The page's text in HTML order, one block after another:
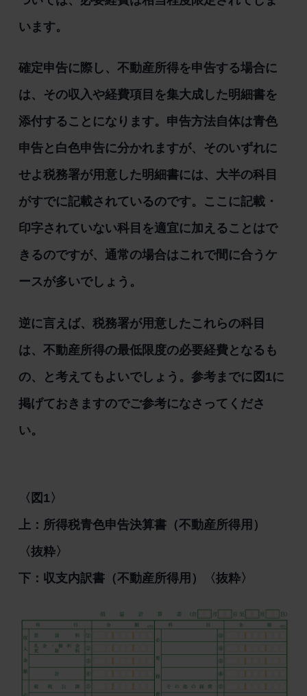
います。
確定申告に際し、不動産所得を申告する場合に
は、その収入や経費項目を集大成した明細書を
添付することになります。申告方法自体は青色
申告と白色申告に分かれますが、そのいずれに
せよ税務署が用意した明細書には、大半の科目
がすでに記載されているのです。ここに記載・
印字されていない科目を適宜に加えることはで
きるのですが、通常の場合はこれで間に合うケ
ースが多いでしょう。
逆に言えば、税務署が用意したこれらの科目
は、不動産所得の最低限度の必要経費となるも
の、と考えてもよいでしょう。参考までに図1に
掲げておきますのでご参考になさってくださ
い。
〈図1〉
上：所得税青色申告決算書（不動産所得用）
〈抜粋〉
下：収支内訳書（不動産所得用）〈抜粋〉